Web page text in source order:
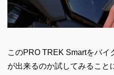
このPRO TREK Smartをバ
が出来るのか試してみること